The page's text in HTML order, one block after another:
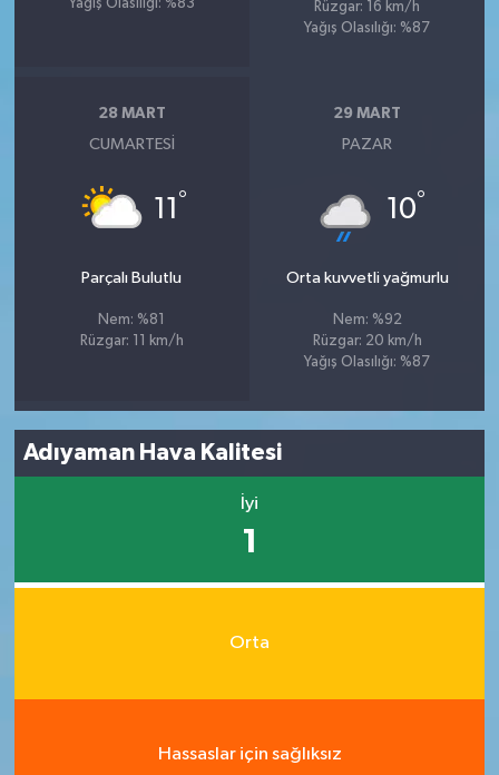
Yağış Olasılığı: %83
Rüzgar: 16 km/h
Yağış Olasılığı: %87
28 MART
CUMARTESI
11 °
Parçalı Bulutlu
Nem: %81
Rüzgar: 11 km/h
29 MART
PAZAR
10°
Orta kuvvetli yağmurlu
Nem: %92
Rüzgar: 20 km/h
Yağış Olasılığı: %87
Adıyaman Hava Kalitesi
İyi
1
Orta
Hassaslar için sağlıksız